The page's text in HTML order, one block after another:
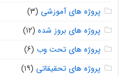
پروژه های آموزشی (۳)
پروژه های بروز شده (۱۲)
پروژه های تحت وب (۶)
پروژه های تحقیقاتی (۱۹)